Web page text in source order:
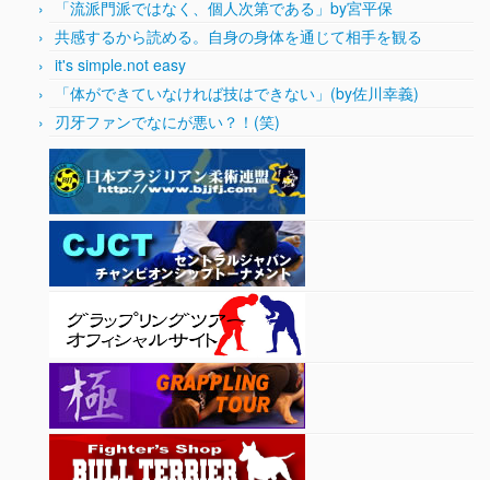
「流派門派ではなく、個人次第である」by宮平保
共感するから読める。自身の身体を通じて相手を観る
it's simple.not easy
「体ができていなければ技はできない」(by佐川幸義)
刃牙ファンでなにが悪い？！(笑)